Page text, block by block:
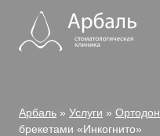
содержимому
Арбаль » Услуги »
брекетами «Инкогнито»